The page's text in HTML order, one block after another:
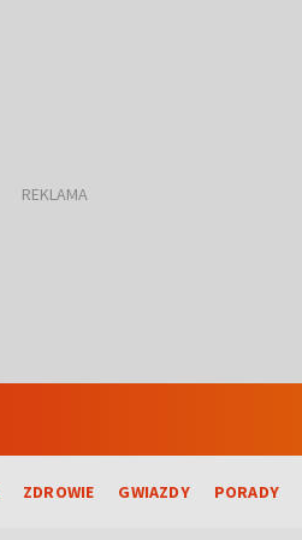
ZDROWIE GWIAZDY PORADY